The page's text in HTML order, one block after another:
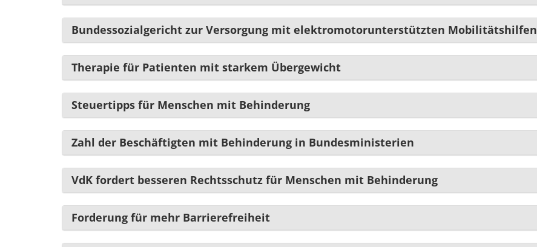
Bundessozialgericht zur Versorgung mit elektromotorunterstützten Mobilitätshilfen
Therapie für Patienten mit starkem Übergewicht
Steuertipps für Menschen mit Behinderung
Zahl der Beschäftigten mit Behinderung in Bundesministerien
VdK fordert besseren Rechtsschutz für Menschen mit Behinderung
Forderung für mehr Barrierefreiheit